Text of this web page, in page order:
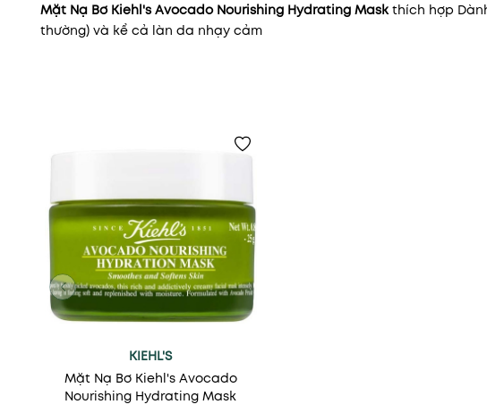
Mặt Nạ Bơ Kiehl's Avocado Nourishing Hydrating Maskthích hợp
thường) và kể cả làn da nhạy cảm
KIEHL'S
Mặt Nạ Bơ Kiehl's Avocado
Nourishing Hydrating Mask